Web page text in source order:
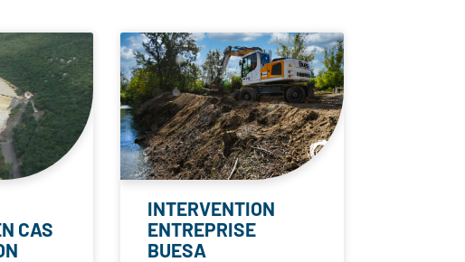
CAS
INTERVENTION
ENTREPRISE
BUESA